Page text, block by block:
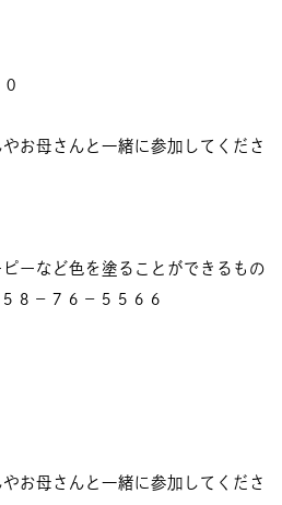
母さんと一緒に参加してくださ
ーなど色を塗ることができるもの
８－７６－５５６６
母さんと一緒に参加してくださ